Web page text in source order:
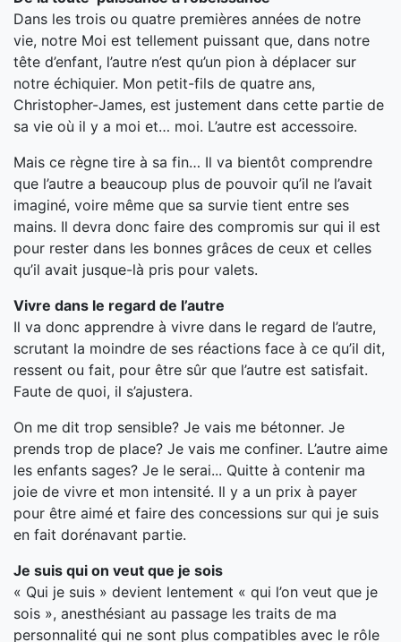
Dans les trois ou quatre premières années de notre
vie, notre Moi est tellement puissant que, dans notre
tête d’enfant, l’autre n’est qu’un pion à déplacer sur
notre échiquier. Mon petit-fils de quatre ans,
Christopher-James, est justement dans cette partie de
sa vie où il y a moi et… moi. L’autre est accessoire.
Mais ce règne tire à sa fin… Il va bientôt comprendre
que l’autre a beaucoup plus de pouvoir qu’il ne l’avait
imaginé, voire même que sa survie tient entre ses
mains. Il devra donc faire des compromis sur qui il est
pour rester dans les bonnes grâces de ceux et celles
qu’il avait jusque-là pris pour valets.
Vivre dans le regard de l’autre
Il va donc apprendre à vivre dans le regard de l’autre,
scrutant la moindre de ses réactions face à ce qu’il dit,
ressent ou fait, pour être sûr que l’autre est satisfait.
Faute de quoi, il s’ajustera.
On me dit trop sensible? Je vais me bétonner. Je
prends trop de place? Je vais me confiner. L’autre aime
les enfants sages? Je le serai... Quitte à contenir ma
joie de vivre et mon intensité. Il y a un prix à payer
pour être aimé et faire des concessions sur qui je suis
en fait dorénavant partie.
Je suis qui on veut que je sois
« Qui je suis » devient lentement « qui l’on veut que je
sois », anesthésiant au passage les traits de ma
personnalité qui ne sont plus compatibles avec le rôle